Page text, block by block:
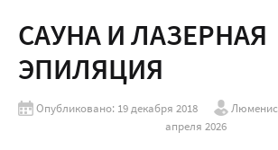
САУНА И ЛАЗЕРНАЯ
ЭПИЛЯЦИЯ
Опубликовано: 19 декабря 2018 Люменис
апреля 2026